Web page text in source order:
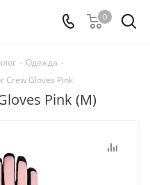
0
- Одежда -
Crew Gloves Pink
Pink (M)